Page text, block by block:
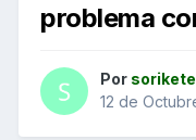
problema
Por
12 de